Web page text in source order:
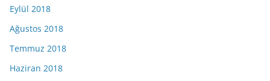
Eylül 2018
Ağustos 2018
Temmuz 2018
Haziran 2018